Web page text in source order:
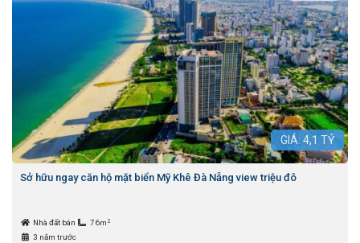
GIÁ: 4,1 TỶ
Sở hữu ngay căn hộ mặt biển Mỹ Khê Đà Nẵng view triệu đô
Nhà đất bán 76m 2
3 năm trước